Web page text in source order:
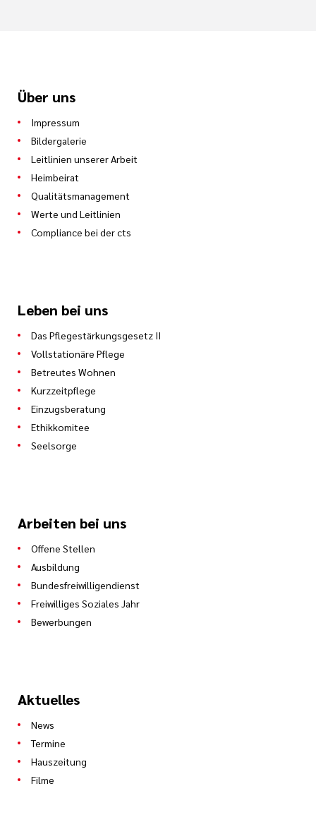
Über uns
Impressum
Bildergalerie
Leitlinien unserer Arbeit
Heimbeirat
Qualitätsmanagement
Werte und Leitlinien
Compliance bei der cts
Leben bei uns
Das Pflegestärkungsgesetz II
Vollstationäre Pflege
Betreutes Wohnen
Kurzzeitpflege
Einzugsberatung
Ethikkomitee
Seelsorge
Arbeiten bei uns
Offene Stellen
Ausbildung
Bundesfreiwilligendienst
Freiwilliges Soziales Jahr
Bewerbungen
Aktuelles
News
Termine
Hauszeitung
Filme